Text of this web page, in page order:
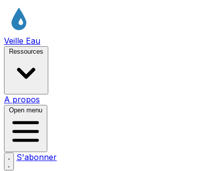
Veille Eau
Ressources
A propos
Open menu
S'abonner